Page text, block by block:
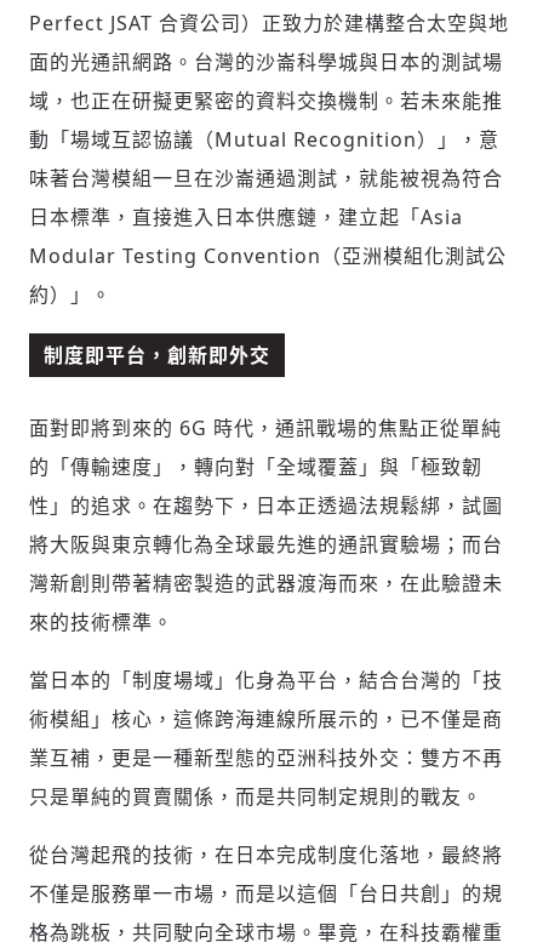
Perfect JSAT 合資公司）正致力於建構整合太空與地
面的光通訊網路。台灣的沙崙科學城與日本的測試場
域，也正在研擬更緊密的資料交換機制。若未來能推
動「場域互認協議（Mutual Recognition）」，意
味著台灣模組一旦在沙崙通過測試，就能被視為符合
日本標準，直接進入日本供應鏈，建立起「Asia
Modular Testing Convention（亞洲模組化測試公
約）」。
制度即平台，創新即外交
面對即將到來的 6G 時代，通訊戰場的焦點正從單純
的「傳輸速度」，轉向對「全域覆蓋」與「極致韌
性」的追求。在趨勢下，日本正透過法規鬆綁，試圖
將大阪與東京轉化為全球最先進的通訊實驗場；而台
灣新創則帶著精密製造的武器渡海而來，在此驗證未
來的技術標準。
當日本的「制度場域」化身為平台，結合台灣的「技
術模組」核心，這條跨海連線所展示的，已不僅是商
業互補，更是一種新型態的亞洲科技外交：雙方不再
只是單純的買賣關係，而是共同制定規則的戰友。
從台灣起飛的技術，在日本完成制度化落地，最終將
不僅是服務單一市場，而是以這個「台日共創」的規
格為跳板，共同駛向全球市場。畢竟，在科技霸權重